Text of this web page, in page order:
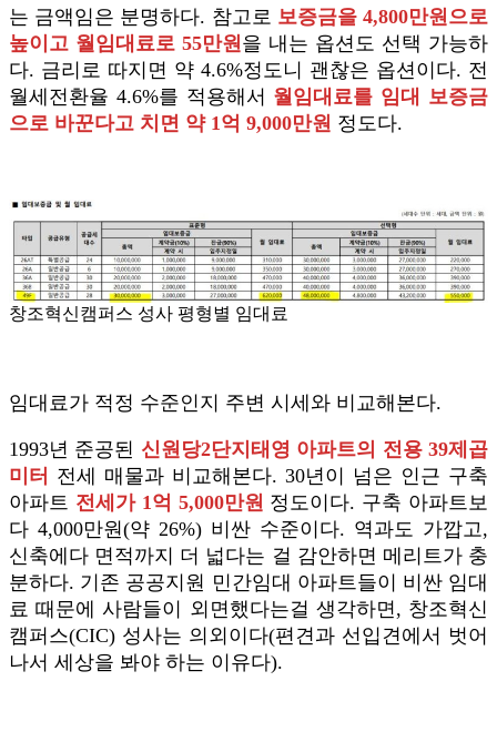
는 금액임은 분명하다. 참고로 보증금을 4,800만원으로
높이고 월임대료로 55만원 을 내는 옵션도 선택 가능하
다. 금리로 따지면 약 4.6%정도니 괜찮은 옵션이다. 전
월세전환율 4.6%를 적용해서 월임대료를 임대 보증금
으로 바꾼다고 치면 약 1억 9,000만원 정도다.
창조혁신캠퍼스 성사 평형별 임대료
임대료가 적정 수준인지 주변 시세와 비교해본다.
1993년 준공된 신원당2단지태영 아파트의 전용 39제곱
미터 전세 매물과 비교해본다. 30년이 넘은 인근 구축
아파트 전세가 1억 5,000만원 정도이다. 구축 아파트보
다 4,000만원(약 26%) 비싼 수준이다. 역과도 가깝고,
신축에다 면적까지 더 넓다는 걸 감안하면 메리트가 충
분하다. 기존 공공지원 민간임대 아파트들이 비싼 임대
료 때문에 사람들이 외면했다는걸 생각하면, 창조혁신
캠퍼스(CIC) 성사는 의외이다(편견과 선입견에서 벗어
나서 세상을 봐야 하는 이유다).